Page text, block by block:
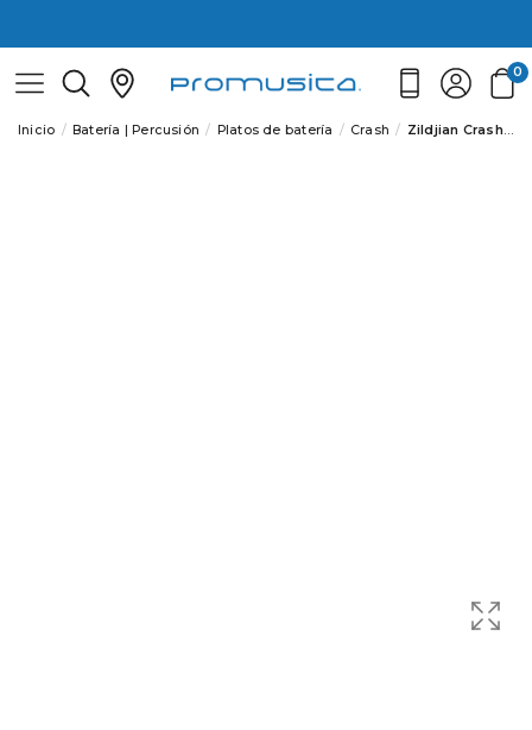
0
Inicio Batería | Percusión Platos de batería Crash Zildjian Crash 20" Z Custom